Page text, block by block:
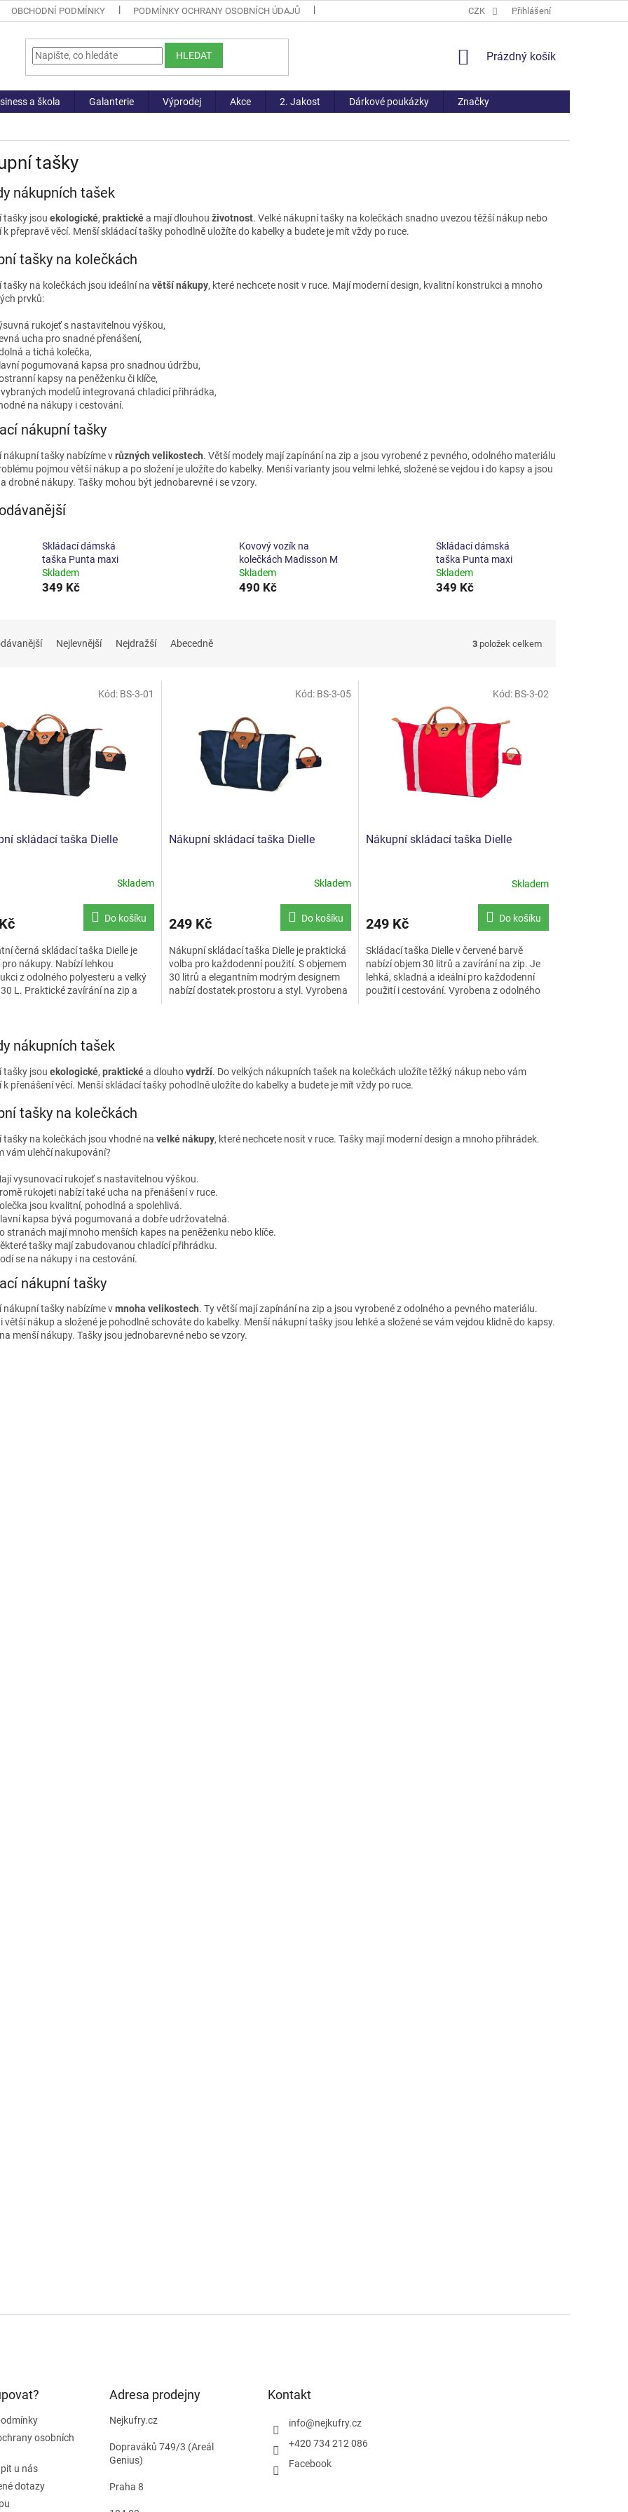
OBCHODNÍ PODMÍNKY PODMÍNKY OCHRANY OSOBNÍCH ÚDAJŮ ČASTO KLADENÉ DOTAZY
CZK Přihlášení
HLEDAT
NÁKUPNÍ
Prázdný košík
a škola Galanterie Výprodej Akce 2. Jakost Dárkové poukázky Značky
tašky
nákupních tašek
tašky jsou ekologické, praktickéa mají dlouhou životnost. Velké nákupní tašky na kolečkách snadno uvezou těžší nákup nebo
k přepravě věcí. Menší skládací tašky pohodlně uložíte do kabelky a budete je mít vždy po ruce.
tašky na kolečkách
tašky na kolečkách jsou ideální na větší nákupy, které nechcete nosit v ruce. Mají moderní design, kvalitní konstrukci a mnoho
prvků:
rukojeť s nastavitelnou výškou,
ucha pro snadné přenášení,
a tichá kolečka,
pogumovaná kapsa pro snadnou údržbu,
kapsy na peněženku či klíče,
vybraných modelů integrovaná chladicí přihrádka,
na nákupy i cestování.
nákupní tašky
nákupní tašky nabízíme vrůzných velikostech. Větší modely mají zapínání na zip a jsou vyrobené z pevného, odolného materiálu
pojmou větší nákup a po složení je uložíte do kabelky. Menší varianty jsou velmi lehké, složené se vejdou i do kapsy a jsou
drobné nákupy. Tašky mohou být jednobarevné i se vzory.
Skládací dámská
taška Punta maxi
Skladem
349 Kč
Kovový vozík na
kolečkách Madisson M
Skladem
490 Kč
Skládací dámská
taška Punta maxi
Skladem
349 Kč
Nejlevnější Nejdražší Abecedně 3 položek celkem
skládací taška Dielle
Skladem
Do košíku
černá skládací taška Dielle je
pro nákupy. Nabízí lehkou
z odolného polyesteru a velký
L. Praktické zavírání na zip a
Kód: BS-3-01
Nákupní skládací taška Dielle
Skladem
249 Kč Do košíku
Nákupní skládací taška Dielle je praktická
volba pro každodenní použití. S objemem
30 litrů a elegantním modrým designem
nabízí dostatek prostoru a styl. Vyrobena
Kód: BS-3-05
Nákupní skládací taška Dielle
Skladem
249 Kč Do košíku
Skládací taška Dielle v červené barvě
nabízí objem 30 litrů a zavírání na zip. Je
lehká, skladná a ideální pro každodenní
použití i cestování. Vyrobena z odolného
Kód: BS-3-02
d
a
r
i
nákupních tašek
tašky jsou ekologické, praktickéa dlouhovydrží. Do velkých nákupních tašek na kolečkách uložíte těžký nákup nebo vám
k přenášení věcí. Menší skládací tašky pohodlně uložíte do kabelky a budete je mít vždy po ruce.
tašky na kolečkách
tašky na kolečkách jsou vhodné na velké nákupy, které nechcete nosit v ruce. Tašky mají moderní design a mnoho přihrádek.
vám ulehčí nakupování?
vysunovací rukojeť s nastavitelnou výškou.
rukojeti nabízí také ucha na přenášení v ruce.
jsou kvalitní, pohodlná a spolehlivá.
kapsa bývá pogumovaná a dobře udržovatelná.
stranách mají mnoho menších kapes na peněženku nebo klíče.
tašky mají zabudovanou chladící přihrádku.
se na nákupy i na cestování.
nákupní tašky
nákupní tašky nabízíme vmnoha velikostech. Ty větší mají zapínání na zip a jsou vyrobené z odolného a pevného materiálu.
větší nákup a složené je pohodlně schováte do kabelky. Menší nákupní tašky jsou lehké a složené se vám vejdou klidně do kapsy.
menší nákupy. Tašky jsou jednobarevné nebo se vzory.
osobních
u nás
dotazy
Adresa prodejny
Nejkufry.cz
Dopraváků 749/3 (Areál
Genius)
Praha 8
Kontakt
info@nejkufry.cz
+420 734 212 086
Facebook